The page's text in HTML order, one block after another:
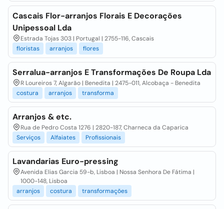
Cascais Flor-arranjos Florais E Decorações
Unipessoal Lda
Estrada Tojas 303 | Portugal | 2755-116, Cascais
floristas
arranjos flores
Serralua-arranjos E Transformações De Roupa Lda
R Loureiros 7, Algarão | Benedita | 2475-011, Alcobaça - Benedita
costura
arranjos transforma
Arranjos & etc.
Rua de Pedro Costa 1276 | 2820-187, Charneca da Caparica
Serviços
Alfaiates Profissionais
Lavandarias Euro-pressing
Avenida Elias Garcia 59-b, Lisboa | Nossa Senhora De Fátima |
1000-148, Lisboa
arranjos
costura transformações